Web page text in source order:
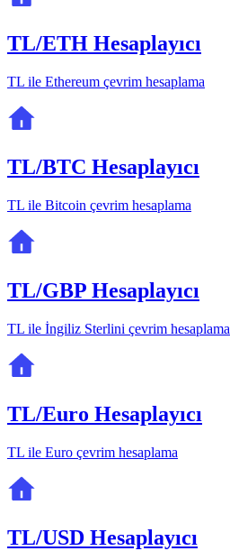
TL/ETH Hesaplayıcı
TL ile Ethereum çevrim hesaplama
TL/BTC Hesaplayıcı
TL ile Bitcoin çevrim hesaplama
TL/GBP Hesaplayıcı
TL ile İngiliz Sterlini çevrim hesaplama
TL/Euro Hesaplayıcı
TL ile Euro çevrim hesaplama
TL/USD Hesaplayıcı